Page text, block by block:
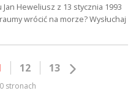
Heweliusz z 13 stycznia 1993
wrócić na morze? Wysłuchaj
12 13
stronach